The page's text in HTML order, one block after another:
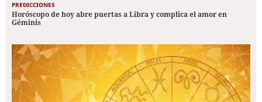
PREDICCIONES
Horóscopo de hoy abre puertas a Libra y complica el amor en
Géminis